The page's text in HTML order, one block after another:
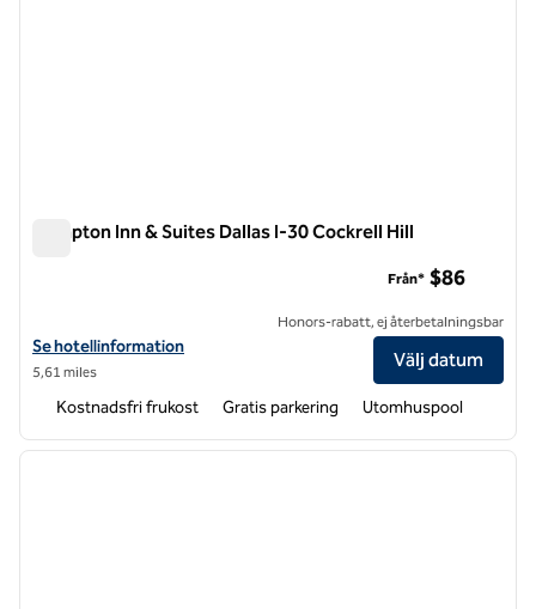
Hampton Inn & Suites Dallas I-30 Cockrell Hill
Visa hotelluppgifter för Hampton Inn & Suites Dallas I-30 Cockrell Hill
Se hotellinformation
5,61 miles
Från* $86
Honors-rabatt, ej återbetalningsbar
Välj datum
Kostnadsfri frukost Gratis parkering Utomhuspool
1 av 12
nästa